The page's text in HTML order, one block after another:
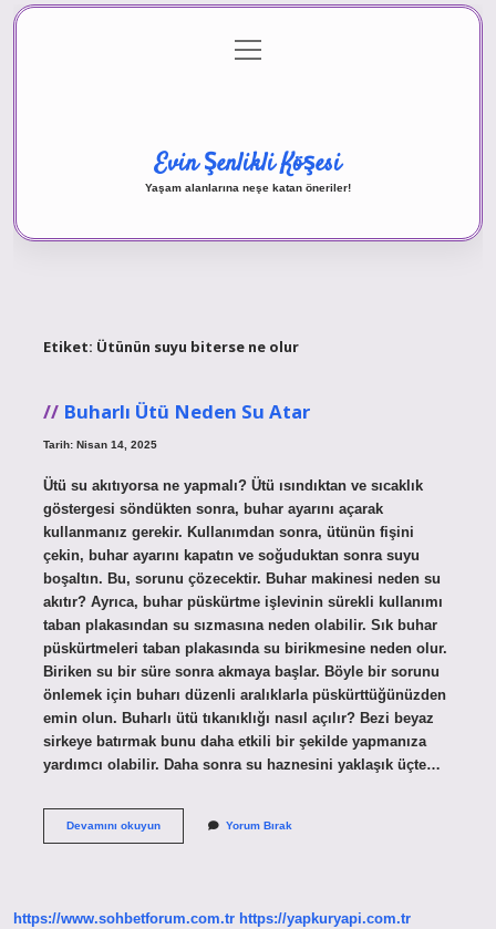
Gizlilik Politikası
menüyü
aç
Evin Şenlikli Köşesi
Yaşam alanlarına neşe katan öneriler!
Etiket: Ütünün suyu biterse ne olur
Buharlı Ütü Neden Su Atar
Tarih: Nisan 14, 2025
Ütü su akıtıyorsa ne yapmalı? Ütü ısındıktan ve sıcaklık
göstergesi söndükten sonra, buhar ayarını açarak
kullanmanız gerekir. Kullanımdan sonra, ütünün fişini
çekin, buhar ayarını kapatın ve soğuduktan sonra suyu
boşaltın. Bu, sorunu çözecektir. Buhar makinesi neden su
akıtır? Ayrıca, buhar püskürtme işlevinin sürekli kullanımı
taban plakasından su sızmasına neden olabilir. Sık buhar
püskürtmeleri taban plakasında su birikmesine neden olur.
Biriken su bir süre sonra akmaya başlar. Böyle bir sorunu
önlemek için buharı düzenli aralıklarla püskürttüğünüzden
emin olun. Buharlı ütü tıkanıklığı nasıl açılır? Bezi beyaz
sirkeye batırmak bunu daha etkili bir şekilde yapmanıza
yardımcı olabilir. Daha sonra su haznesini yaklaşık üçte…
Devamını okuyunBuharlı
Yorum Bırak
https://www.sohbetforum.com.tr https://yapkuryapi.com.tr